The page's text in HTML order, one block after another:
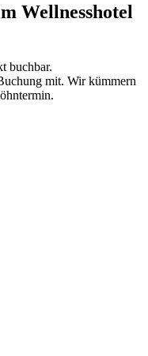
Wellnesshotel
buchbar.
mit. Wir kümmern